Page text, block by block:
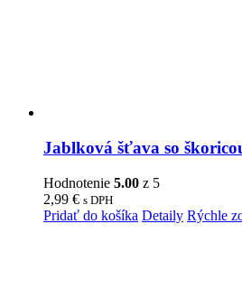
Jablková šťava so
Hodnotenie 5.00 z 5
2,99 € s DPH
Pridať do košíka Detaily Rýchle